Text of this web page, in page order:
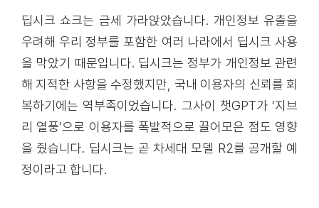
딥시크 쇼크는 금세 가라앉았습니다. 개인정보 유출을
우려해 우리 정부를 포함한 여러 나라에서 딥시크 사용
을 막았기 때문입니다. 딥시크는 정부가 개인정보 관련
해 지적한 사항을 수정했지만, 국내 이용자의 신뢰를 회
복하기에는 역부족이었습니다. 그사이 챗GPT가 ‘지브
리 열풍’으로 이용자를 폭발적으로 끌어모은 점도 영향
을 줬습니다. 딥시크는 곧 차세대 모델 R2를 공개할 예
정이라고 합니다.